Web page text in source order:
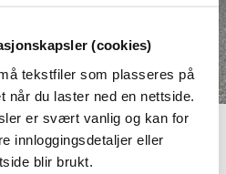
(cookies)
tekstfiler som plasseres på
når du laster ned en nettside.
er svært vanlig og kan for
innloggingsdetaljer eller
blir brukt.